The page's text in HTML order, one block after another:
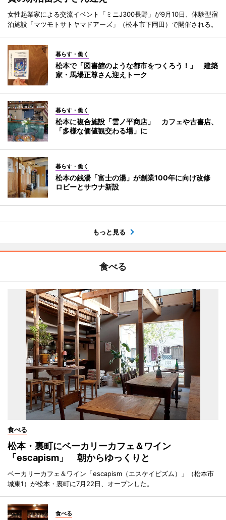
女性起業家による交流イベント「ミニJ300長野」が9月10日、体験型宿
泊施設「マツモトサトヤマドアーズ」（松本市下岡田）で開催される。
暮らす・働く
松本で「図書館のような都市をつくろう！」 建築
家・馬場正尊さん迎えトーク
暮らす・働く
松本に複合施設「雲ノ平商店」 カフェや古書店、
「多様な価値観交わる場」に
暮らす・働く
松本の銭湯「富士の湯」が創業100年に向け改修
ロビーとサウナ新設
もっと見る
食べる
食べる
松本・裏町にベーカリーカフェ＆ワイン
「escapism」 朝からゆっくりと
ベーカリーカフェ＆ワイン「escapism（エスケイピズム）」（松本市
城東1）が松本・裏町に7月22日、オープンした。
食べる